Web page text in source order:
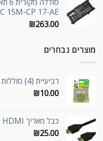
15M-CP 17-AE
₪263.00
מוצרים נבחרים
רביעיית (4) סוללות AA של חברת GP
₪10.00
כבל מאריך HDMI ל HDMI זכר זכר באורך 1 מטר
₪25.00